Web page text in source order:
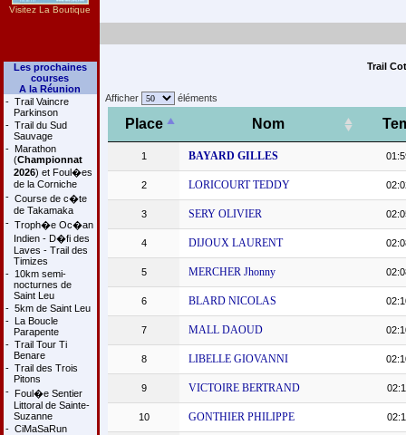
Visitez La Boutique
Les prochaines
courses
A la Réunion
- Trail Vaincre
Parkinson
- Trail du Sud
Sauvage
- Marathon
(Championnat
2026) et Foul�es
de la Corniche
- Course de c�te
de Takamaka
- Troph�e Oc�an
Indien - D�fi des
Laves - Trail des
Timizes
- 10km semi-
nocturnes de
Saint Leu
- 5km de Saint Leu
- La Boucle
Parapente
- Trail Tour Ti
Benare
- Trail des Trois
Pitons
- Foul�e Sentier
Littoral de Sainte-
Suzanne
- CiMaSaRun
Trail
Afficher éléments
Place Nom
1 BAYARD GILLES
2 LORICOURT TEDDY
3 SERY OLIVIER
4 DIJOUX LAURENT
5 MERCHER Jhonny
6 BLARD NICOLAS
7 MALL DAOUD
8 LIBELLE GIOVANNI
9 VICTOIRE BERTRAND
10 GONTHIER PHILIPPE